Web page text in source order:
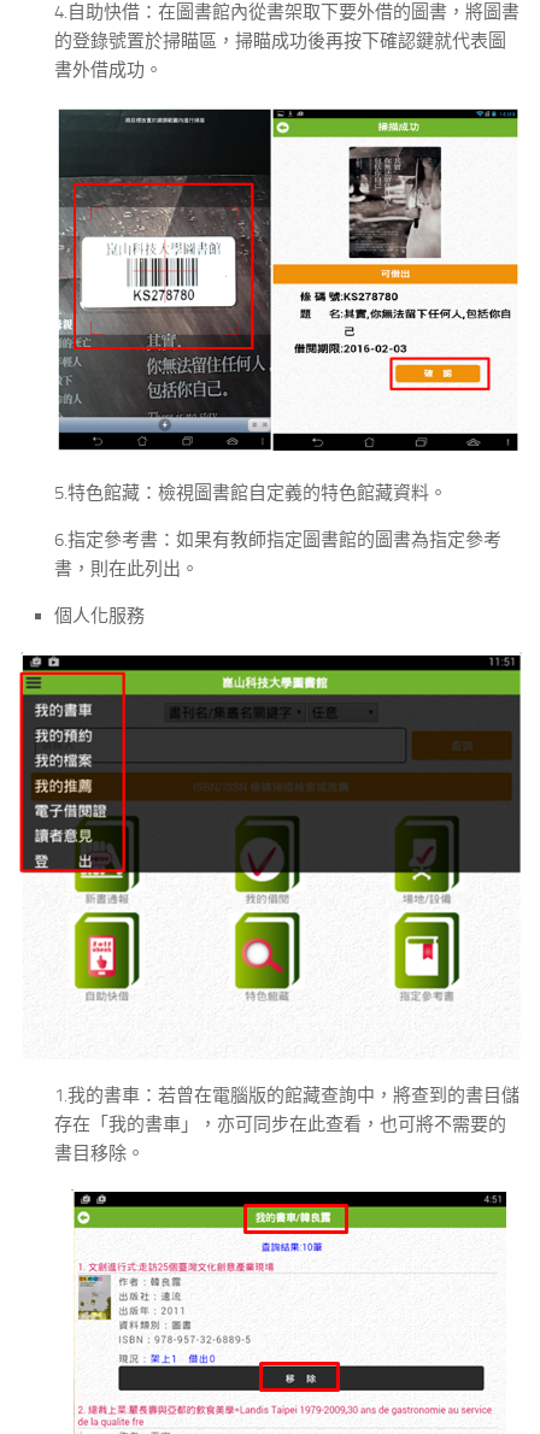
4.自助快借：在圖書館內從書架取下要外借的圖書，將圖書
的登錄號置於掃瞄區，掃瞄成功後再按下確認鍵就代表圖
書外借成功。
5.特色館藏：檢視圖書館自定義的特色館藏資料。
6.指定參考書：如果有教師指定圖書館的圖書為指定參考
書，則在此列出。
個人化服務
1.我的書車：若曾在電腦版的館藏查詢中，將查到的書目儲
存在「我的書車」，亦可同步在此查看，也可將不需要的
書目移除。